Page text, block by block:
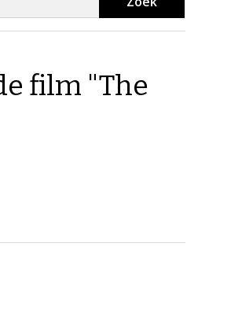
film "The